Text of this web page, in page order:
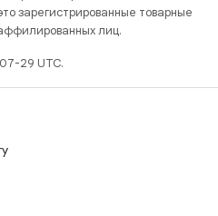
зарегистрированные товарные
лиц.
29 UTC.